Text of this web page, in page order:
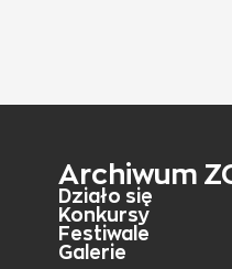
Archiwum
Działo się
Konkursy
Festiwale
Galerie